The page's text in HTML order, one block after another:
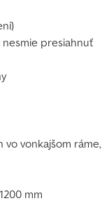
presiahnuť
vonkajšom ráme,
mm